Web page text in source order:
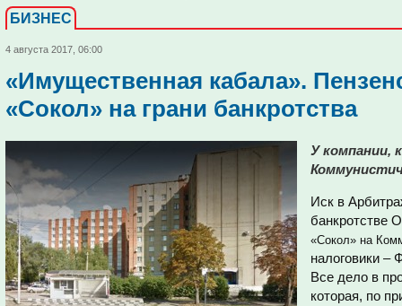
БИЗНЕС
4 августа 2017, 06:00
«Имущественная кабала».
«Сокол» на грани банкротства
У компании,
Иск в
банкротстве
«Сокол» на
налоговики –
Все дело в
которая, по